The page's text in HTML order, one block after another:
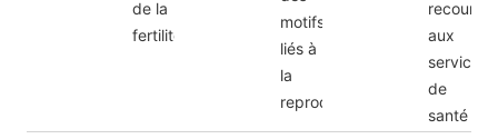
de la
fertilité
motifs
liés à
la
reproduction
recours
aux
services
de
santé